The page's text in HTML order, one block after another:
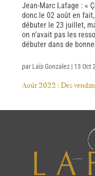
Août 2022 : Des
par Laïs Gonzalez| 13 Oct
Jean-Marc Lafage : «
donc le 02 août en
débuter le 23 juillet,
on n’avait pas les
débuter dans de